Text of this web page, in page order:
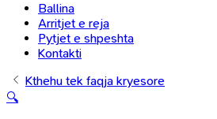
Ballina
Arritjet e reja
Pytjet e shpeshta
Kontakti
Kthehu tek faqja kryesore
🔍